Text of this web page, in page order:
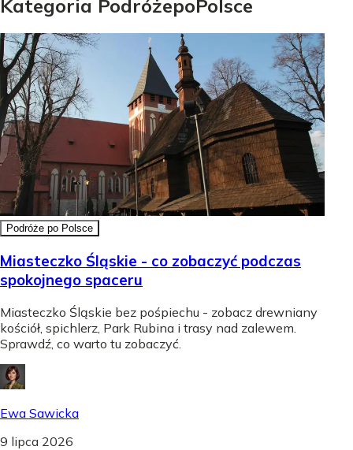
Kategoria Podróżepo Polsce
Podróże po Polsce
Miasteczko Śląskie - co zobaczyć podczas
spokojnego spaceru
Miasteczko Śląskie bez pośpiechu - zobacz drewniany
kościół, spichlerz, Park Rubina i trasy nad zalewem.
Sprawdź, co warto tu zobaczyć.
Ewa Sawicka
9 lipca 2026